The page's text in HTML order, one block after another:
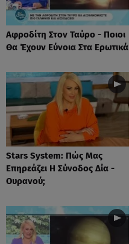
Αφροδίτη Στον Ταύρο - Ποιοι
Θα Έχουν Εύνοια Στα Ερωτικά
Stars System: Πώς Μας
Επηρεάζει Η Σύνοδος Δία -
Ουρανού;